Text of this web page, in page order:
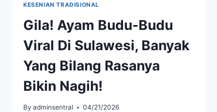
KESENIAN TRADISIONAL
Gila! Ayam Budu-Budu
Viral Di Sulawesi, Banyak
Yang Bilang Rasanya
Bikin Nagih!
By adminsentral 04/21/2026